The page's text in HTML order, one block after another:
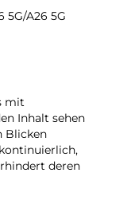
5G/A26 5G
mit
Inhalt sehen
Blicken
deren